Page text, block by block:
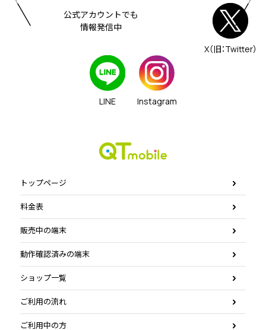
公式アカウントでも
情報発信中
X（旧：Twitter）
LINE Instagram
トップページ
料金表
販売中の端末
動作確認済みの端末
ショップ一覧
ご利用の流れ
ご利用中の方